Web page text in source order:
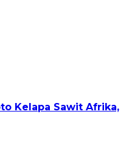
Kelapa Sawit Afrika,